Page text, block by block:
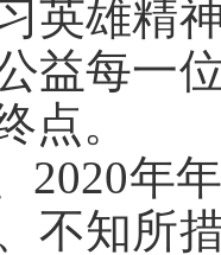
英雄精
益每一
点。
2020年
不知所